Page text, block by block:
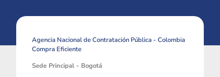
Agencia Nacional de Contratación Pública - Colombia
Compra Eficiente
Sede Principal - Bogotá